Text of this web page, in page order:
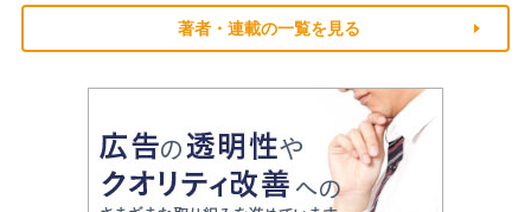
著者・連載の一覧を見る